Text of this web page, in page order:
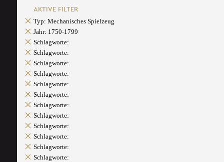
AKTIVE FILTER
Typ: Mechanisches Spielzeug
Jahr: 1750-1799
Schlagworte:
Schlagworte:
Schlagworte:
Schlagworte:
Schlagworte:
Schlagworte:
Schlagworte:
Schlagworte:
Schlagworte:
Schlagworte:
Schlagworte:
Schlagworte: